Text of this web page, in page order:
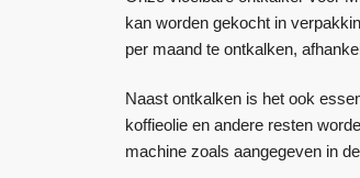
kan worden gekocht in
per maand te ontkalken,
Naast ontkalken is het ook
koffieolie en andere resten
machine zoals aangegeven in